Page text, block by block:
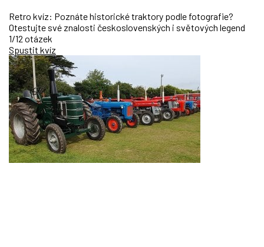
Retro kvíz: Poznáte historické traktory podle fotografie?
Otestujte své znalosti československých i světových legend
1/12 otázek
Spustit kvíz